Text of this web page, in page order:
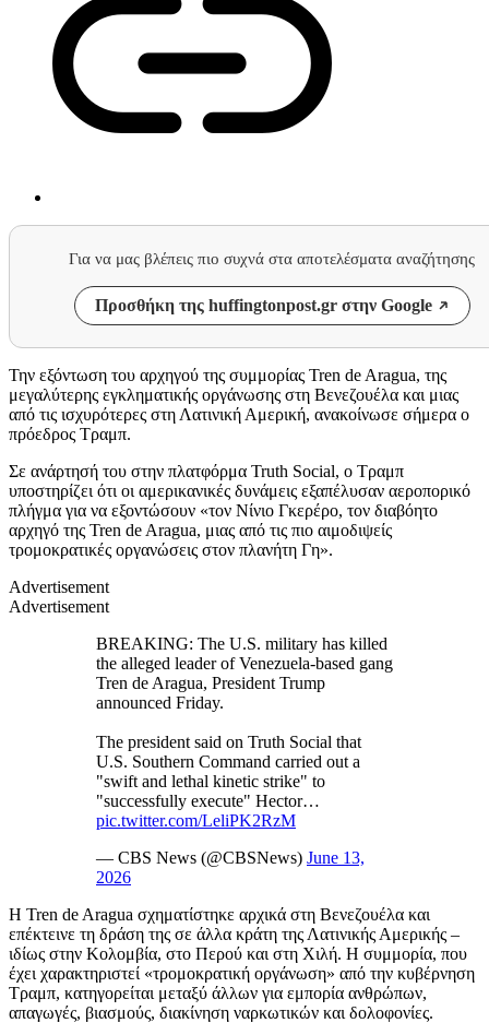
Για να μας βλέπεις πιο συχνά στα αποτελέσματα αναζήτησης
Προσθήκη της huffingtonpost.gr στην Google
Την εξόντωση του αρχηγού της συμμορίας Tren de Aragua, της
μεγαλύτερης εγκληματικής οργάνωσης στη Βενεζουέλα και μιας
από τις ισχυρότερες στη Λατινική Αμερική, ανακοίνωσε σήμερα ο
πρόεδρος Τραμπ.
Σε ανάρτησή του στην πλατφόρμα Truth Social, ο Τραμπ
υποστηρίζει ότι οι αμερικανικές δυνάμεις εξαπέλυσαν αεροπορικό
πλήγμα για να εξοντώσουν «τον Νίνιο Γκερέρο, τον διαβόητο
αρχηγό της Tren de Aragua, μιας από τις πιο αιμοδιψείς
τρομοκρατικές οργανώσεις στον πλανήτη Γη».
Advertisement
Advertisement
BREAKING: The U.S. military has killed
the alleged leader of Venezuela-based gang
Tren de Aragua, President Trump
announced Friday.
The president said on Truth Social that
U.S. Southern Command carried out a
"swift and lethal kinetic strike" to
"successfully execute" Hector…
pic.twitter.com/LeliPK2RzM
— CBS News (@CBSNews) June 13,
2026
Η Tren de Aragua σχηματίστηκε αρχικά στη Βενεζουέλα και
επέκτεινε τη δράση της σε άλλα κράτη της Λατινικής Αμερικής –
ιδίως στην Κολομβία, στο Περού και στη Χιλή. Η συμμορία, που
έχει χαρακτηριστεί «τρομοκρατική οργάνωση» από την κυβέρνηση
Τραμπ, κατηγορείται μεταξύ άλλων για εμπορία ανθρώπων,
απαγωγές, βιασμούς, διακίνηση ναρκωτικών και δολοφονίες.